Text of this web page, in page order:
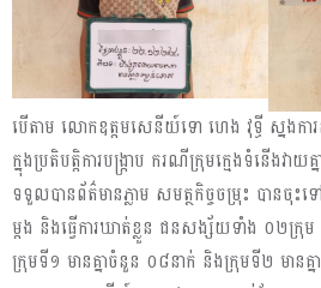
បើតាម លោកឧត្តមសេនីយ៍ទោ ហេង វុទ្ធី ស្នងកា
ក្នុងប្រតិបត្តិការបង្ក្រាប ករណីក្រុមក្មេងទំនើងវា
ទទួលបានព័ត៌មានភ្លាម សមត្ថកិច្ចចម្រុះ បានចុះ
ម្ដង និងធ្វើការឃាត់ខ្លួន ជនសង្ស័យទាំង ០២ក្
ក្រុមទី១ មានគ្នាចំនួន ០៨នាក់ និងក្រុមទី២ មាន